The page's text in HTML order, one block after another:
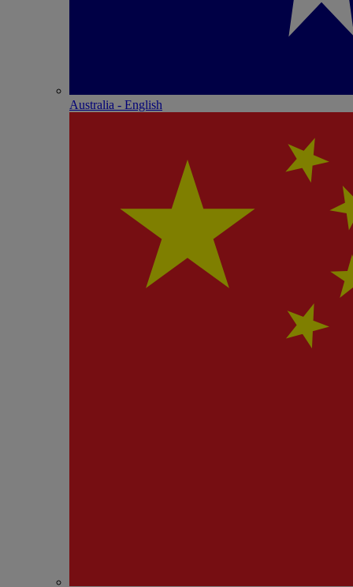
Australia - English